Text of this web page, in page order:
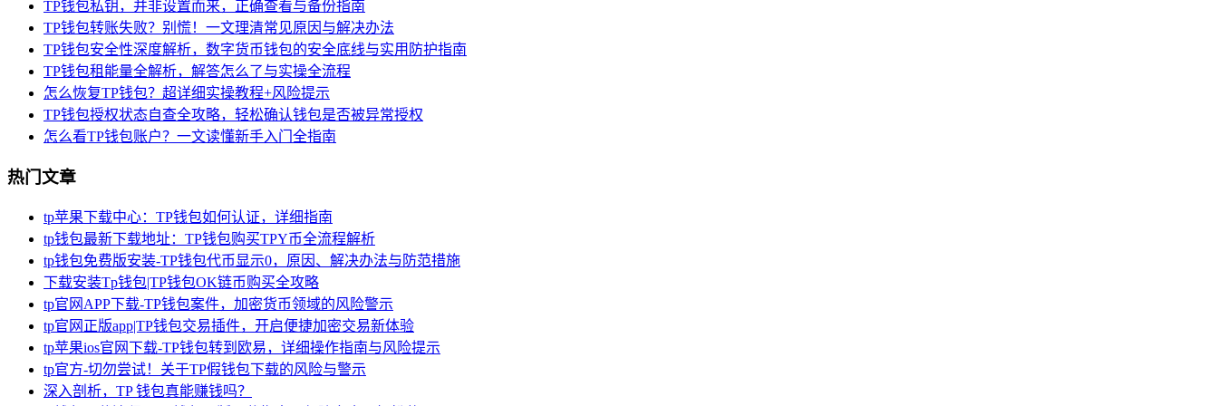
TP钱包私钥，并非设置而来，正确查看与备份指南
TP钱包转账失败？别慌！一文理清常见原因与解决办法
TP钱包安全性深度解析，数字货币钱包的安全底线与实用防护指南
TP钱包租能量全解析，解答怎么了与实操全流程
怎么恢复TP钱包？超详细实操教程+风险提示
TP钱包授权状态自查全攻略，轻松确认钱包是否被异常授权
怎么看TP钱包账户？一文读懂新手入门全指南
热门文章
tp苹果下载中心：TP钱包如何认证，详细指南
tp钱包最新下载地址：TP钱包购买TPY币全流程解析
tp钱包免费版安装-TP钱包代币显示0，原因、解决办法与防范措施
下载安装Tp钱包|TP钱包OK链币购买全攻略
tp官网APP下载-TP钱包案件，加密货币领域的风险警示
tp官网正版app|TP钱包交易插件，开启便捷加密交易新体验
tp苹果ios官网下载-TP钱包转到欧易，详细操作指南与风险提示
tp官方-切勿尝试！关于TP假钱包下载的风险与警示
深入剖析，TP 钱包真能赚钱吗？